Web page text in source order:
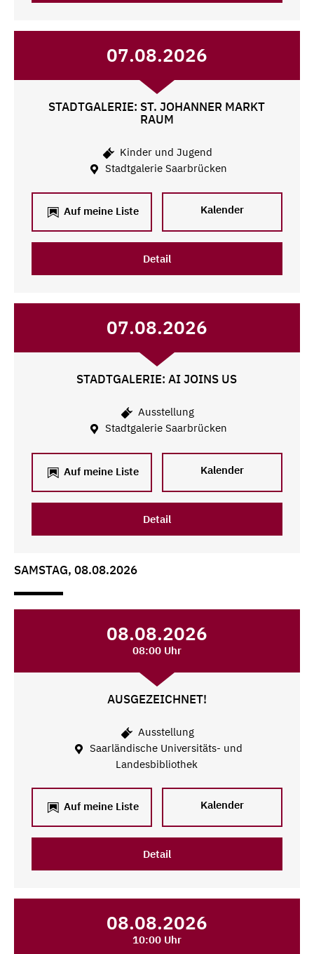
07.08.2026
STADTGALERIE: ST. JOHANNER MARKT
RAUM
Kinder und Jugend
Stadtgalerie Saarbrücken
Auf meine Liste Kalender
Detail
07.08.2026
STADTGALERIE: AI JOINS US
Ausstellung
Stadtgalerie Saarbrücken
Auf meine Liste Kalender
Detail
SAMSTAG, 08.08.2026
08.08.2026
08:00 Uhr
AUSGEZEICHNET!
Ausstellung
Saarländische Universitäts- und
Landesbibliothek
Auf meine Liste Kalender
Detail
08.08.2026
10:00 Uhr